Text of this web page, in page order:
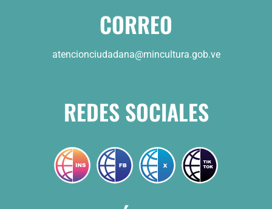
CORREO
atencionciudadana@mincultura.gob.ve
REDES SOCIALES